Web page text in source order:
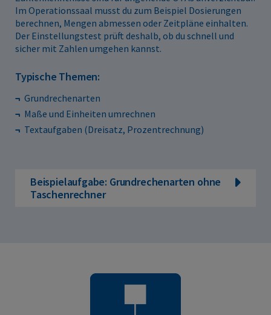
Im Operationssaal musst du zum Beispiel Dosierungen
berechnen, Mengen abmessen oder Zeitpläne einhalten.
Der Einstellungstest prüft deshalb, ob du schnell und
sicher mit Zahlen umgehen kannst.
Typische Themen:
Grundrechenarten
Maße und Einheiten umrechnen
Textaufgaben (Dreisatz, Prozentrechnung)
Beispielaufgabe: Grundrechenarten ohne
Taschenrechner